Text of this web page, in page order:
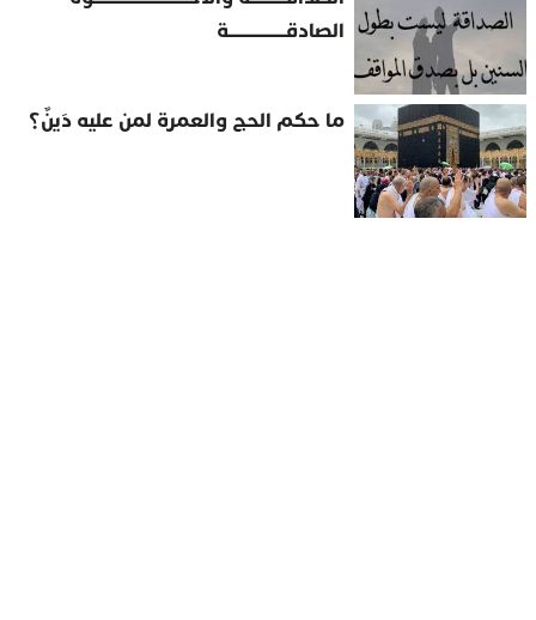
الصادقــــــــــــــــة
ما حكم الحج والعمرة لمن عليه دَينٌ؟